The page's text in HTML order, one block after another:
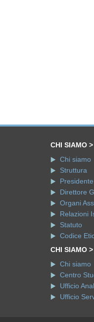
CHI SIAMO
Chi siamo
Struttura
Presidente
Direttore
Organi
Relazioni
Statuto
Codice
CHI SIAMO
Chi siamo
Centro
Ufficio
Ufficio